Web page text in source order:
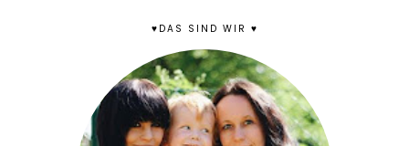
♥DAS SIND WIR ♥